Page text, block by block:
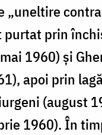
„uneltire
purtat prin
1960) și
apoi prin
(august
1960). În